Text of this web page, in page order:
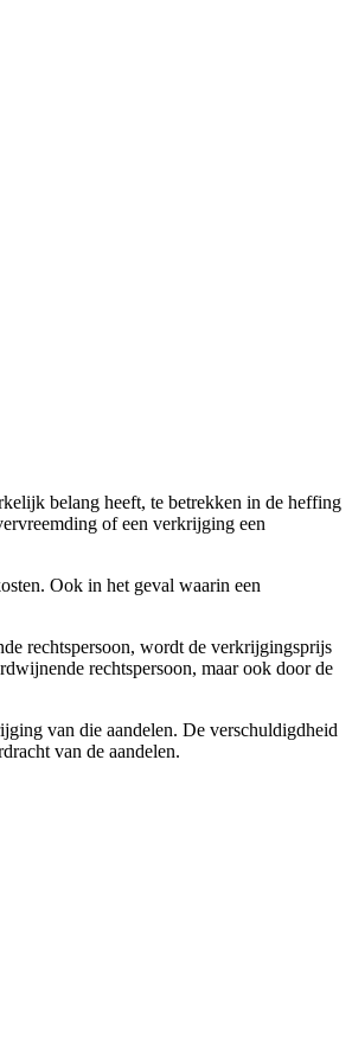
belang heeft, te betrekken in de heffing
of een verkrijging een
Ook in het geval waarin een
rechtspersoon, wordt de verkrijgingsprijs
rechtspersoon, maar ook door de
van die aandelen. De verschuldigdheid
van de aandelen.